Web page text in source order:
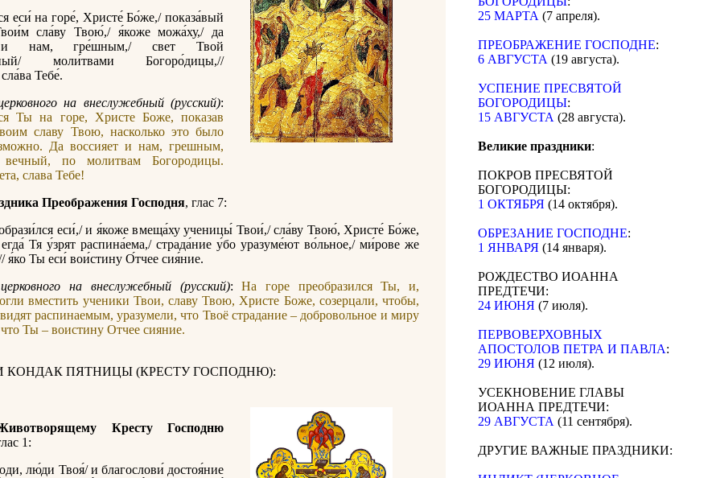
еси́ на горе́, Христе́ Бо́же,/ показа́вый
сла́ву Твою́,/ я́коже можа́ху,/ да
и нам, гре́шным,/ свет Твой
моли́твами Богоро́дицы,//
Тебе́.
на внеслужебный (русский):
Ты на горе, Христе Боже, показав
славу Твою, насколько это было
Да воссияет и нам, грешным,
по молитвам Богородицы.
слава Тебе!
Преображения Господня, глас 7:
еси́,/ и я́коже вмеща́ху ученицы́ Твои́,/ сла́ву Твою́, Христе́ Бо́же,
Тя у́зрят распина́ема,/ страда́ние у́бо уразуме́ют во́льное,/ ми́рове же
я́ко Ты еси́ вои́стину О́тчее сия́ние.
на внеслужебный (русский):На горе преобразился Ты, и,
вместить ученики Твои, славу Твою, Христе Боже, созерцали, чтобы,
распинаемым, уразумели, что Твоё страдание – добровольное и миру
Ты – воистину Отчее сияние.
КОНДАК ПЯТНИЦЫ (КРЕСТУ ГОСПОДНЮ):
Кресту Господню
1:
лю́ди Твоя́/ и благослови́ достоя́ние
25 МАРТА (7 апреля).
ПРЕОБРАЖЕНИЕ ГОСПОДНЕ:
6 АВГУСТА (19 августа).
УСПЕНИЕ ПРЕСВЯТОЙ
БОГОРОДИЦЫ:
15 АВГУСТА (28 августа).
Великие праздники:
ПОКРОВ ПРЕСВЯТОЙ
БОГОРОДИЦЫ:
1 ОКТЯБРЯ (14 октября).
ОБРЕЗАНИЕ ГОСПОДНЕ:
1 ЯНВАРЯ (14 января).
РОЖДЕСТВО ИОАННА
ПРЕДТЕЧИ:
24 ИЮНЯ (7 июля).
ПЕРВОВЕРХОВНЫХ
АПОСТОЛОВ ПЕТРА И ПАВЛА:
29 ИЮНЯ (12 июля).
УСЕКНОВЕНИЕ ГЛАВЫ
ИОАННА ПРЕДТЕЧИ:
29 АВГУСТА (11 сентября).
ДРУГИЕ ВАЖНЫЕ ПРАЗДНИКИ: